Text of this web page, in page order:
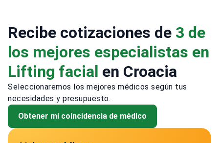
Recibe cotizaciones de 3 de
los mejores especialistas en
Lifting facial en Croacia
Seleccionaremos los mejores médicos según tus
necesidades y presupuesto.
Obtener mi coincidencia de médico